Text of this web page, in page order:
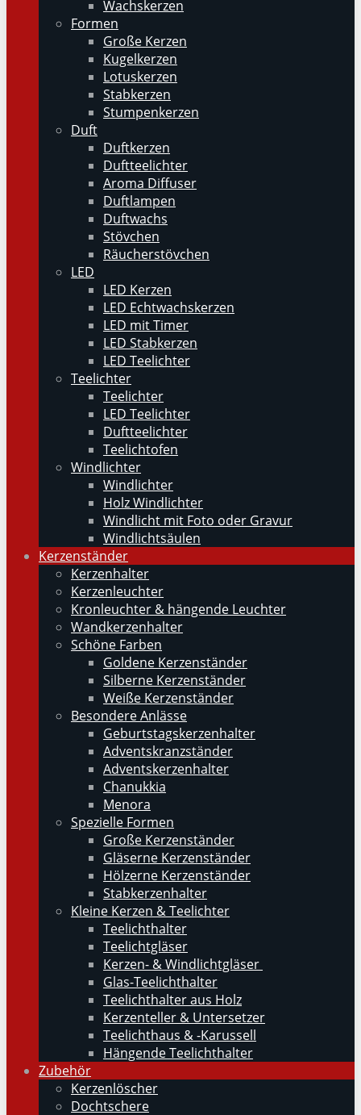
Wachskerzen
Formen
Große Kerzen
Kugelkerzen
Lotuskerzen
Stabkerzen
Stumpenkerzen
Duft
Duftkerzen
Duftteelichter
Aroma Diffuser
Duftlampen
Duftwachs
Stövchen
Räucherstövchen
LED
LED Kerzen
LED Echtwachskerzen
LED mit Timer
LED Stabkerzen
LED Teelichter
Teelichter
Teelichter
LED Teelichter
Duftteelichter
Teelichtofen
Windlichter
Windlichter
Holz Windlichter
Windlicht mit Foto oder Gravur
Windlichtsäulen
Kerzenständer
Kerzenhalter
Kerzenleuchter
Kronleuchter & hängende Leuchter
Wandkerzenhalter
Schöne Farben
Goldene Kerzenständer
Silberne Kerzenständer
Weiße Kerzenständer
Besondere Anlässe
Geburtstagskerzenhalter
Adventskranzständer
Adventskerzenhalter
Chanukkia
Menora
Spezielle Formen
Große Kerzenständer
Gläserne Kerzenständer
Hölzerne Kerzenständer
Stabkerzenhalter
Kleine Kerzen & Teelichter
Teelichthalter
Teelichtgläser
Kerzen- & Windlichtgläser
Glas-Teelichthalter
Teelichthalter aus Holz
Kerzenteller & Untersetzer
Teelichthaus & -Karussell
Hängende Teelichthalter
Zubehör
Kerzenlöscher
Dochtschere